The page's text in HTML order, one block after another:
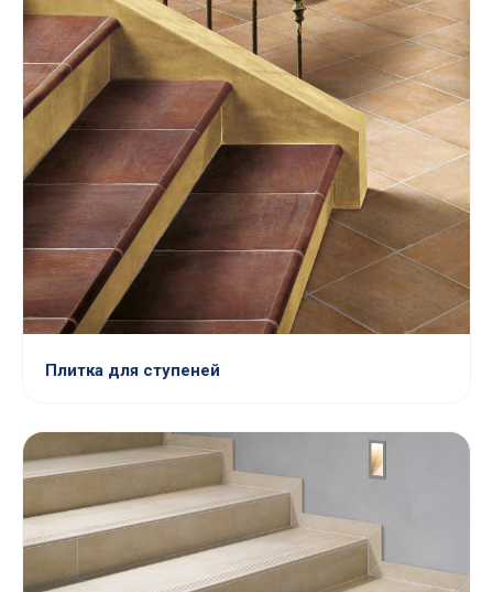
Плитка для ступеней